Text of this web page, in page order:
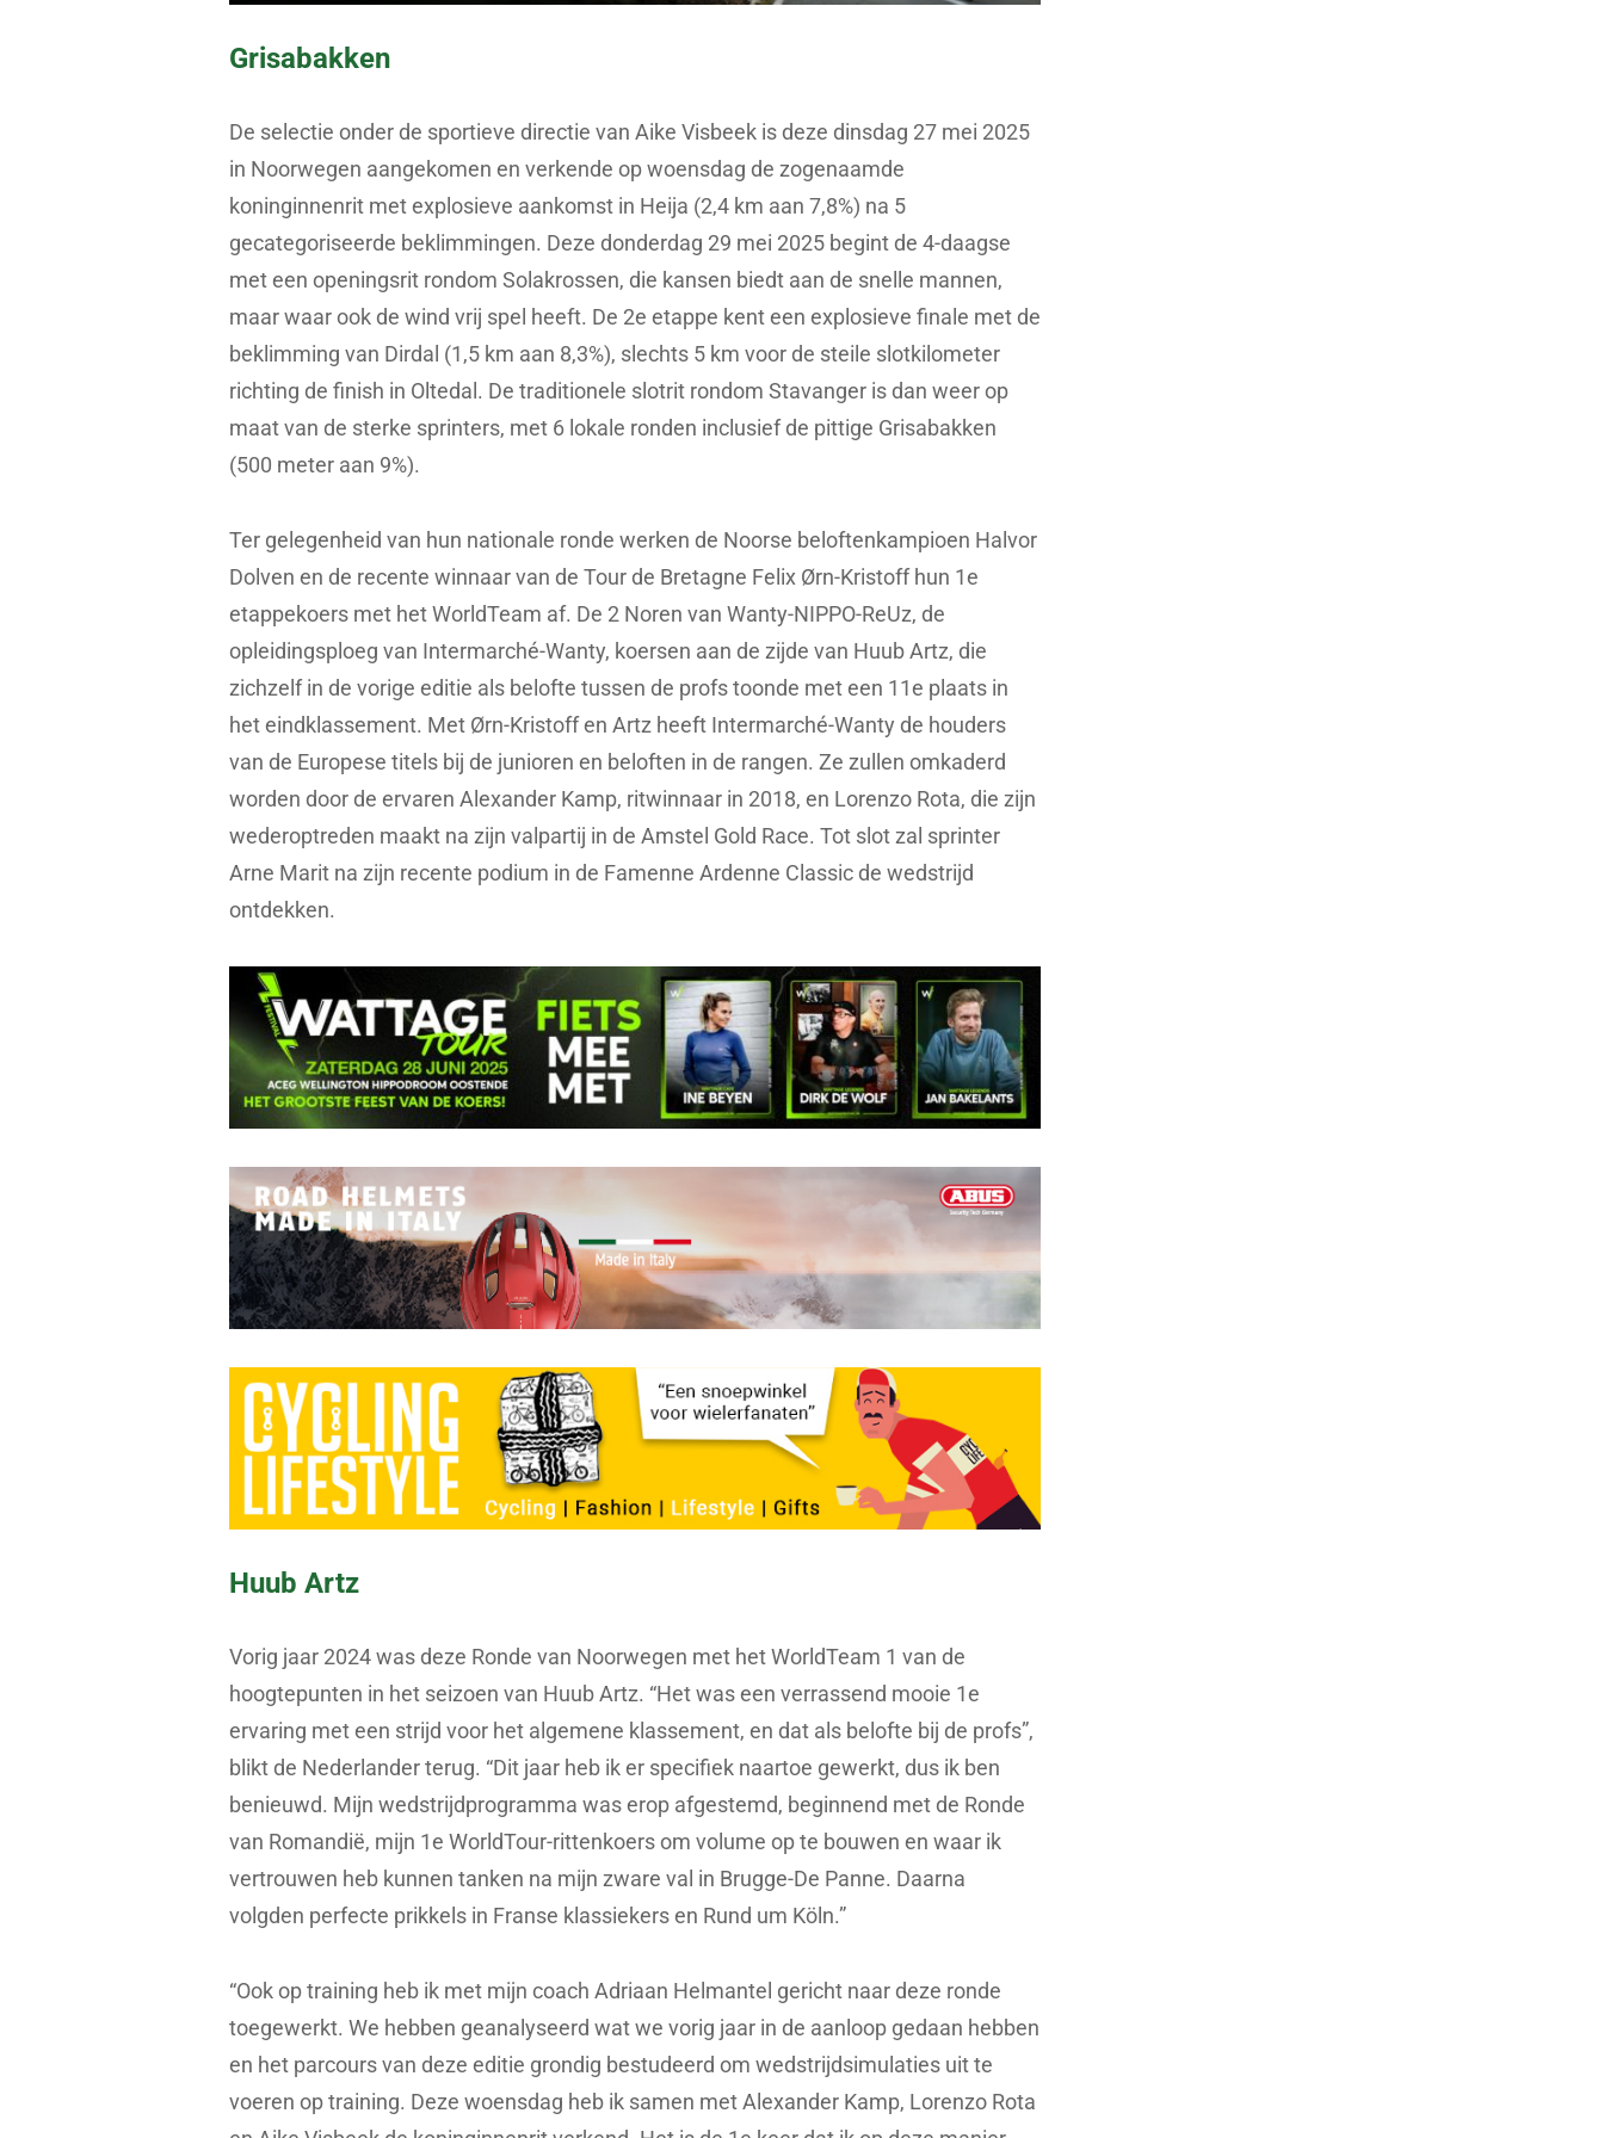
Grisabakken
De selectie onder de sportieve directie van Aike Visbeek is deze dinsdag 27 mei 2025
in Noorwegen aangekomen en verkende op woensdag de zogenaamde
koninginnenrit met explosieve aankomst in Heija (2,4 km aan 7,8%) na 5
gecategoriseerde beklimmingen. Deze donderdag 29 mei 2025 begint de 4-daagse
met een openingsrit rondom Solakrossen, die kansen biedt aan de snelle mannen,
maar waar ook de wind vrij spel heeft. De 2e etappe kent een explosieve finale met de
beklimming van Dirdal (1,5 km aan 8,3%), slechts 5 km voor de steile slotkilometer
richting de finish in Oltedal. De traditionele slotrit rondom Stavanger is dan weer op
maat van de sterke sprinters, met 6 lokale ronden inclusief de pittige Grisabakken
(500 meter aan 9%).
Ter gelegenheid van hun nationale ronde werken de Noorse beloftenkampioen Halvor
Dolven en de recente winnaar van de Tour de Bretagne Felix Ørn-Kristoff hun 1e
etappekoers met het WorldTeam af. De 2 Noren van Wanty-NIPPO-ReUz, de
opleidingsploeg van Intermarché-Wanty, koersen aan de zijde van Huub Artz, die
zichzelf in de vorige editie als belofte tussen de profs toonde met een 11e plaats in
het eindklassement. Met Ørn-Kristoff en Artz heeft Intermarché-Wanty de houders
van de Europese titels bij de junioren en beloften in de rangen. Ze zullen omkaderd
worden door de ervaren Alexander Kamp, ritwinnaar in 2018, en Lorenzo Rota, die zijn
wederoptreden maakt na zijn valpartij in de Amstel Gold Race. Tot slot zal sprinter
Arne Marit na zijn recente podium in de Famenne Ardenne Classic de wedstrijd
ontdekken.
Huub Artz
Vorig jaar 2024 was deze Ronde van Noorwegen met het WorldTeam 1 van de
hoogtepunten in het seizoen van Huub Artz. “Het was een verrassend mooie 1e
ervaring met een strijd voor het algemene klassement, en dat als belofte bij de profs”,
blikt de Nederlander terug. “Dit jaar heb ik er specifiek naartoe gewerkt, dus ik ben
benieuwd. Mijn wedstrijdprogramma was erop afgestemd, beginnend met de Ronde
van Romandië, mijn 1e WorldTour-rittenkoers om volume op te bouwen en waar ik
vertrouwen heb kunnen tanken na mijn zware val in Brugge-De Panne. Daarna
volgden perfecte prikkels in Franse klassiekers en Rund um Köln.”
“Ook op training heb ik met mijn coach Adriaan Helmantel gericht naar deze ronde
toegewerkt. We hebben geanalyseerd wat we vorig jaar in de aanloop gedaan hebben
en het parcours van deze editie grondig bestudeerd om wedstrijdsimulaties uit te
voeren op training. Deze woensdag heb ik samen met Alexander Kamp, Lorenzo Rota